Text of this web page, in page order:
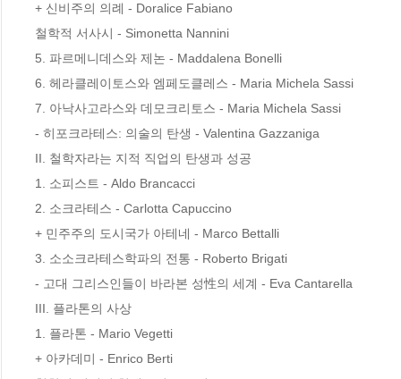
+ 신비주의 의례 - Doralice Fabiano
철학적 서사시 - Simonetta Nannini
5. 파르메니데스와 제논 - Maddalena Bonelli
6. 헤라클레이토스와 엠페도클레스 - Maria Michela Sassi
7. 아낙사고라스와 데모크리토스 - Maria Michela Sassi
- 히포크라테스: 의술의 탄생 - Valentina Gazzaniga
II. 철학자라는 지적 직업의 탄생과 성공
1. 소피스트 - Aldo Brancacci
2. 소크라테스 - Carlotta Capuccino
+ 민주주의 도시국가 아테네 - Marco Bettalli
3. 소소크라테스학파의 전통 - Roberto Brigati
- 고대 그리스인들이 바라본 성性의 세계 - Eva Cantarella
III. 플라톤의 사상
1. 플라톤 - Mario Vegetti
+ 아카데미 - Enrico Berti